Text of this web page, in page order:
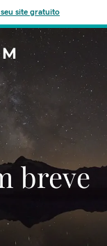
site gratuito
breve